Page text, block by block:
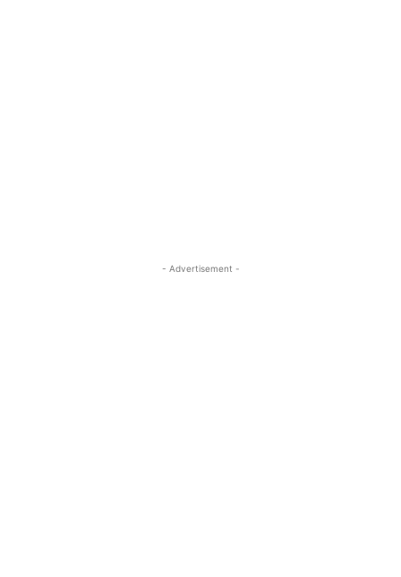
- Advertisement -